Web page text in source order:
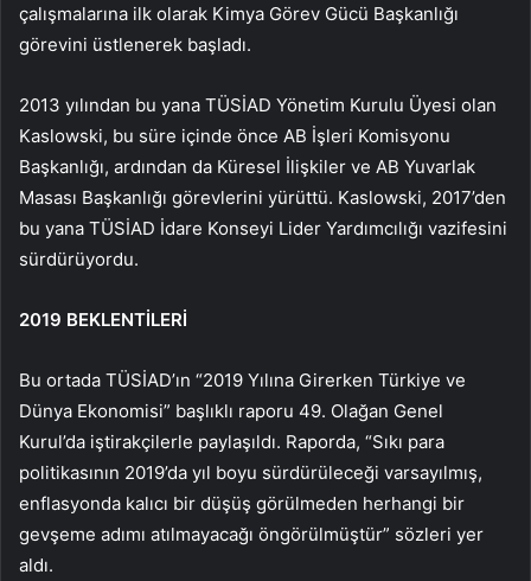
çalışmalarına ilk olarak Kimya Görev Gücü Başkanlığı
görevini üstlenerek başladı.
2013 yılından bu yana TÜSİAD Yönetim Kurulu Üyesi olan
Kaslowski, bu süre içinde önce AB İşleri Komisyonu
Başkanlığı, ardından da Küresel İlişkiler ve AB Yuvarlak
Masası Başkanlığı görevlerini yürüttü. Kaslowski, 2017’den
bu yana TÜSİAD İdare Konseyi Lider Yardımcılığı vazifesini
sürdürüyordu.
2019 BEKLENTİLERİ
Bu ortada TÜSİAD’ın “2019 Yılına Girerken Türkiye ve
Dünya Ekonomisi” başlıklı raporu 49. Olağan Genel
Kurul’da iştirakçilerle paylaşıldı. Raporda, “Sıkı para
politikasının 2019’da yıl boyu sürdürüleceği varsayılmış,
enflasyonda kalıcı bir düşüş görülmeden herhangi bir
gevşeme adımı atılmayacağı öngörülmüştür” sözleri yer
aldı.